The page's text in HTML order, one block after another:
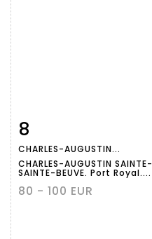
détaillée
8
CHARLES-AUGUSTIN...
CHARLES-AUGUSTIN
SAINTE-BEUVE. Port Royal....
80 - 100 EUR